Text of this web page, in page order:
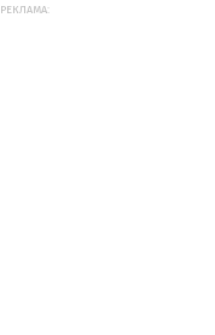
РЕКЛАМА: